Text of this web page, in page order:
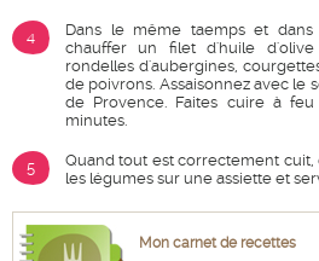
4
Dans le même taemps et
chauffer un filet d'huile
rondelles d'aubergines,
de poivrons. Assaisonnez avec le
de Provence. Faites cuire à
minutes.
5
Quand tout est correctement cuit,
les légumes sur une assiette et
Mon carnet de recettes